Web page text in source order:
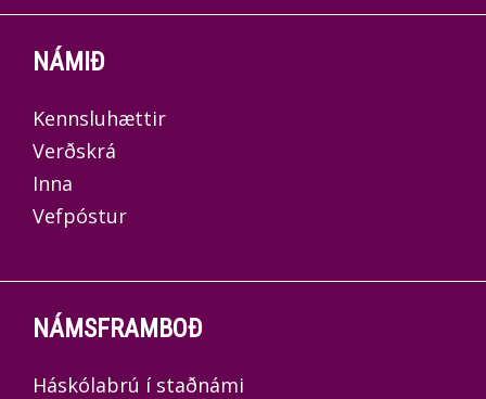
NÁMIÐ
Kennsluhættir
Verðskrá
Inna
Vefpóstur
NÁMSFRAMBOÐ
Háskólabrú í staðnámi